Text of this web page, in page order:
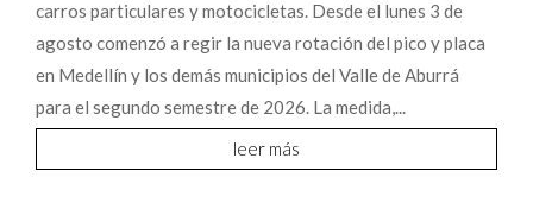
carros particulares y motocicletas. Desde el lunes 3 de
agosto comenzó a regir la nueva rotación del pico y placa
en Medellín y los demás municipios del Valle de Aburrá
para el segundo semestre de 2026. La medida,...
leer más